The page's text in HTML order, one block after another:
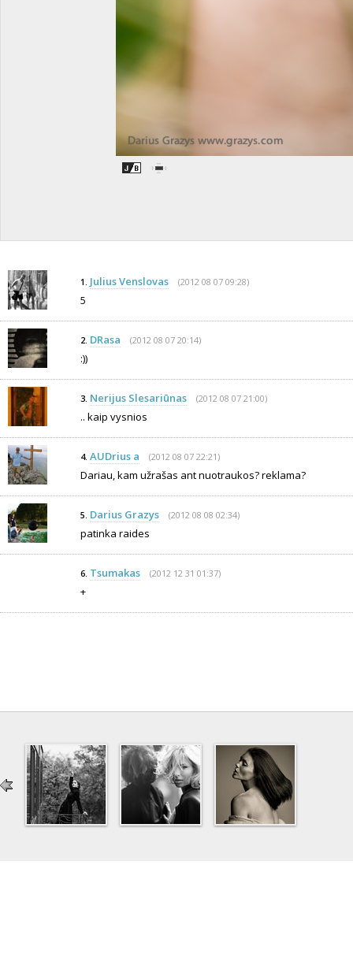
1. Julius Venslovas (2012 08 07 09:28)
5
2. DRasa (2012 08 07 20:14)
:))
3. Nerijus Slesariūnas (2012 08 07 21:00)
.. kaip vysnios
4. AUDrius a (2012 08 07 22:21)
Dariau, kam užrašas ant nuotraukos? reklama?
5. Darius Grazys (2012 08 08 02:34)
patinka raides
6. Tsumakas (2012 12 31 01:37)
+